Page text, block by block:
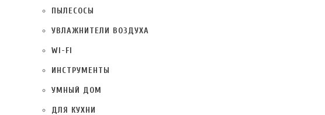
ПЫЛЕСОСЫ
УВЛАЖНИТЕЛИ ВОЗДУХА
WI-FI
ИНСТРУМЕНТЫ
УМНЫЙ ДОМ
ДЛЯ КУХНИ